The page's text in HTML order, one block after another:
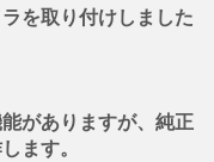
を取り付けしました
がありますが、純正
ます。